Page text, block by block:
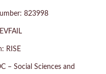
823998
RISE
– Social Sciences and